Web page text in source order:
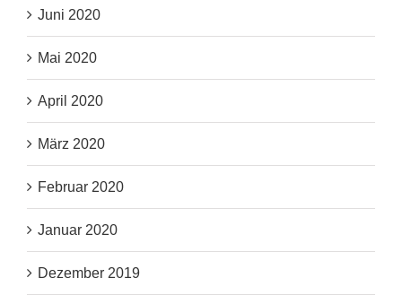
Juni 2020
Mai 2020
April 2020
März 2020
Februar 2020
Januar 2020
Dezember 2019